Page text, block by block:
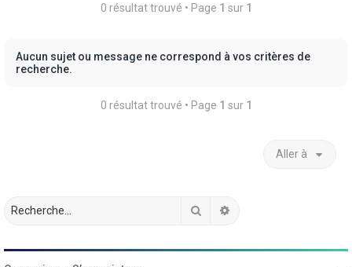
0 résultat trouvé • Page 1 sur 1
Aucun sujet ou message ne correspond à vos critères de
recherche.
0 résultat trouvé • Page 1 sur 1
Aller à
Rechercher